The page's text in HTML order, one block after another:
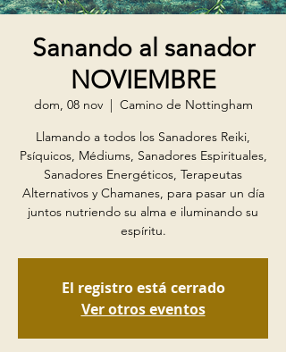
Sanando al sanador
NOVIEMBRE
dom, 08 nov
  |
Camino de Nottingham
Llamando a todos los Sanadores Reiki,
Psíquicos, Médiums, Sanadores Espirituales,
Sanadores Energéticos, Terapeutas
Alternativos y Chamanes, para pasar un día
juntos nutriendo su alma e iluminando su
espíritu.
El registro está cerrado
Ver otros eventos